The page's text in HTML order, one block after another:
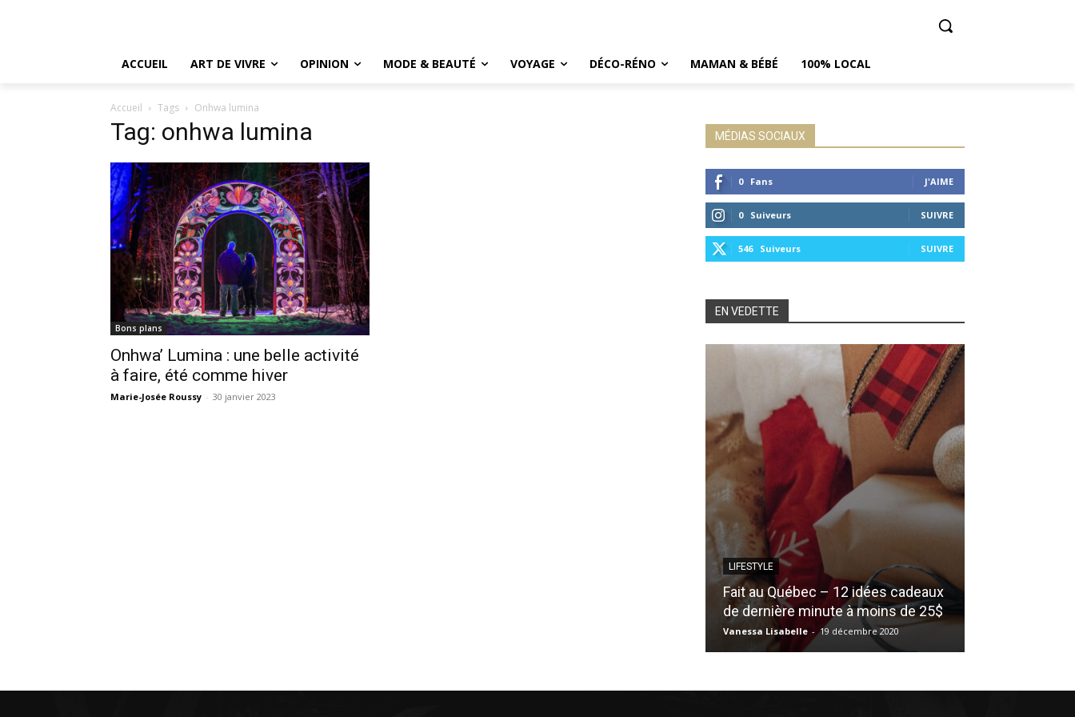
ACCUEIL ART DE VIVRE OPINION MODE & BEAUTÉ VOYAGE DÉCO-RÉNO MAMAN & BÉBÉ 100% LOCAL
Accueil Tags Onhwa lumina
Tag: onhwa lumina
Bons plans
Onhwa’ Lumina : une belle activité
à faire, été comme hiver
Marie-Josée Roussy - 30 janvier 2023
MÉDIAS SOCIAUX
0 Fans J'AIME
0 Suiveurs SUIVRE
546 Suiveurs SUIVRE
EN VEDETTE
LIFESTYLE
Fait au Québec – 12 idées cadeaux
de dernière minute à moins de 25$
Vanessa Lisabelle - 19 décembre 2020